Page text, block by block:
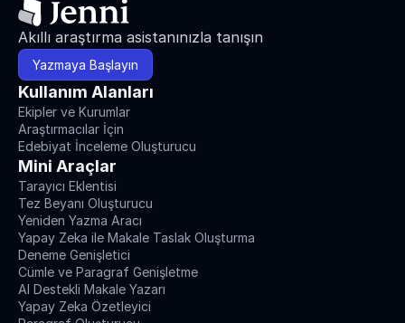
Akıllı araştırma asistanınızla tanışın
Yazmaya Başlayın
Kullanım Alanları
Ekipler ve Kurumlar
Araştırmacılar İçin
Edebiyat İnceleme Oluşturucu
Mini Araçlar
Tarayıcı Eklentisi
Tez Beyanı Oluşturucu
Yeniden Yazma Aracı
Yapay Zeka ile Makale Taslak Oluşturma
Deneme Genişletici
Cümle ve Paragraf Genişletme
AI Destekli Makale Yazarı
Yapay Zeka Özetleyici